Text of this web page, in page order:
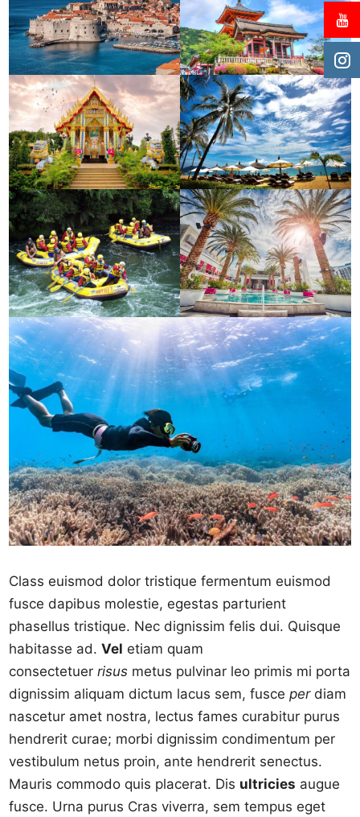
Class euismod dolor tristique fermentum euismod
fusce dapibus molestie, egestas parturient
phasellus tristique. Nec dignissim felis dui. Quisque
habitasse ad.Vel etiam quam
consectetuerrisus metus pulvinar leo primis mi porta
dignissim aliquam dictum lacus sem, fusceperdiam
nascetur amet nostra, lectus fames curabitur purus
hendrerit curae; morbi dignissim condimentum per
vestibulum netus proin, ante hendrerit senectus.
Mauris commodo quis placerat. Dis ultricies augue
fusce. Urna purus Cras viverra, sem tempus eget